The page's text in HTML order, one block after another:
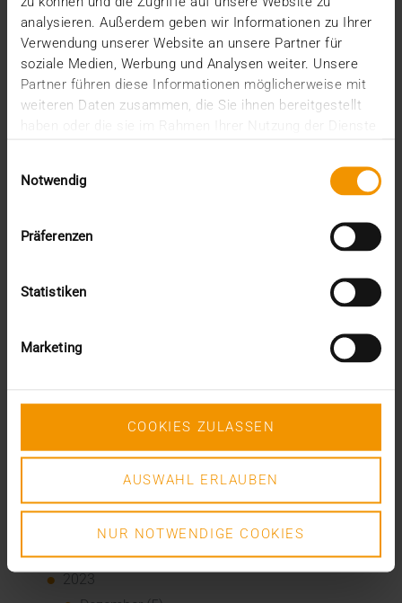
analysieren. Außerdem geben wir Informationen zu Ihrer
Verwendung unserer Website an unsere Partner für
soziale Medien, Werbung und Analysen weiter. Unsere
Partner führen diese Informationen möglicherweise mit
weiteren Daten zusammen, die Sie ihnen bereitgestellt
haben oder die sie im Rahmen Ihrer Nutzung der Dienste
Notwendig
Präferenzen
Statistiken
Marketing
COOKIES ZULASSEN
AUSWAHL ERLAUBEN
NUR NOTWENDIGE COOKIES
März (1)
Januar (5)
2025
Dezember (5)
August (3)
Mai (2)
Februar (4)
Oktober (3)
August (1)
Juni (3)
Mai (7)
April (4)
Februar (3)
Januar (4)
2023